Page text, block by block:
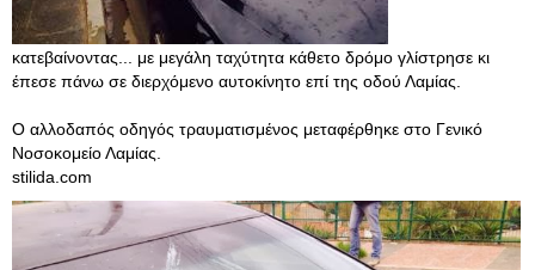
κατεβαίνοντας... με μεγάλη ταχύτητα κάθετο δρόμο γλίστρησε κι
έπεσε πάνω σε διερχόμενο αυτοκίνητο επί της οδού Λαμίας.
Ο αλλοδαπός οδηγός τραυματισμένος μεταφέρθηκε στο Γενικό
Νοσοκομείο Λαμίας.
stilida.com